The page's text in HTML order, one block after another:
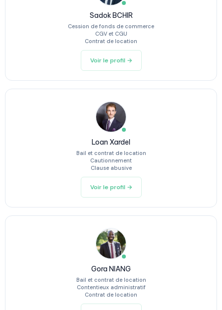
Sadok BCHIR
Cession de fonds de commerce
CGV et CGU
Contrat de location
Voir le profil →
Loan Xardel
Bail et contrat de location
Cautionnement
Clause abusive
Voir le profil →
Gora NIANG
Bail et contrat de location
Contentieux administratif
Contrat de location